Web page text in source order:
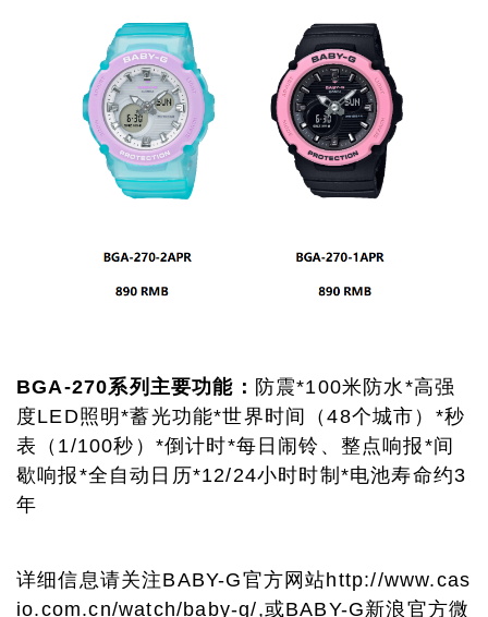
BGA-270系列主要功能 ： 防震*100米防水*高强
度LED照明*蓄光功能*世界时间（48个城市）*秒
表（1/100秒）*倒计时*每日闹铃、整点响报*间
歇响报*全自动日历*12/24小时时制*电池寿命约3
年
详细信息请关注BABY-G官方网站http://www.cas
io.com.cn/watch/baby-g/,或BABY-G新浪官方微